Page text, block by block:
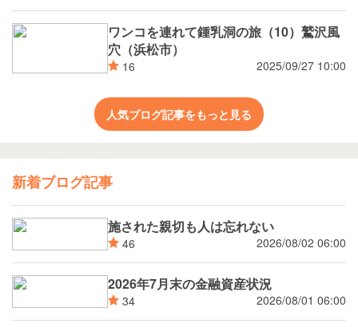
ワンコを連れて鍾乳洞の旅（10）鷲沢風
穴（浜松市）
16 2025/09/27 10:00
人気ブログ記事をもっと見る
新着ブログ記事
施された親切も人は忘れない
46 2026/08/02 06:00
2026年7月末の金融資産状況
34 2026/08/01 06:00